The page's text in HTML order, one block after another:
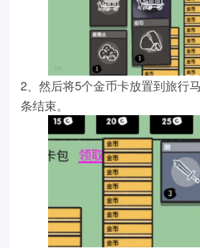
2、然后将5个金币卡放置到旅行
条结束。